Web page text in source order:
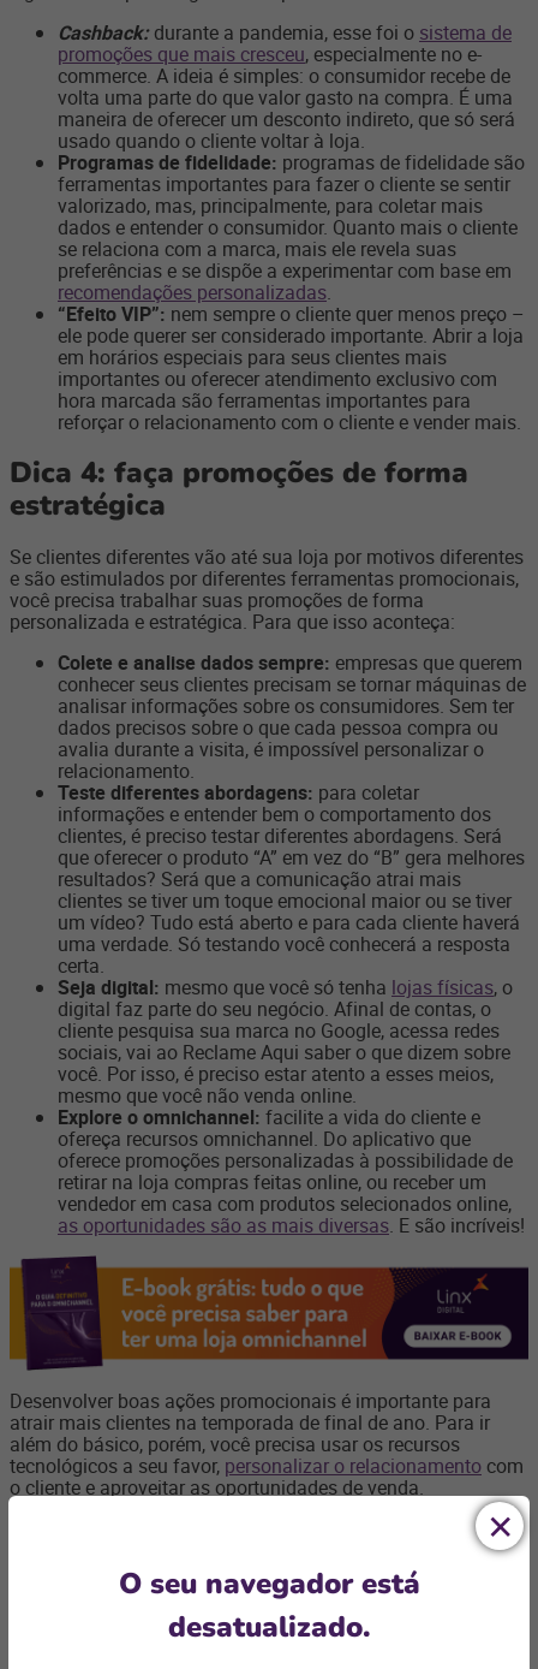
Cashback:durante a pandemia, esse foi o sistema de
promoções que mais cresceu, especialmente no e-
commerce. A ideia é simples: o consumidor recebe de
volta uma parte do que valor gasto na compra. É uma
maneira de oferecer um desconto indireto, que só será
usado quando o cliente voltar à loja.
Programas de fidelidade: programas de fidelidade são
ferramentas importantes para fazer o cliente se sentir
valorizado, mas, principalmente, para coletar mais
dados e entender o consumidor. Quanto mais o cliente
se relaciona com a marca, mais ele revela suas
preferências e se dispõe a experimentar com base em
recomendações personalizadas.
“Efeito VIP”: nem sempre o cliente quer menos preço –
ele pode querer ser considerado importante. Abrir a loja
em horários especiais para seus clientes mais
importantes ou oferecer atendimento exclusivo com
hora marcada são ferramentas importantes para
reforçar o relacionamento com o cliente e vender mais.
Dica 4: faça promoções de forma
estratégica
Se clientes diferentes vão até sua loja por motivos diferentes
e são estimulados por diferentes ferramentas promocionais,
você precisa trabalhar suas promoções de forma
personalizada e estratégica. Para que isso aconteça:
Colete e analise dados sempre: empresas que querem
conhecer seus clientes precisam se tornar máquinas de
analisar informações sobre os consumidores. Sem ter
dados precisos sobre o que cada pessoa compra ou
avalia durante a visita, é impossível personalizar o
relacionamento.
Teste diferentes abordagens: para coletar
informações e entender bem o comportamento dos
clientes, é preciso testar diferentes abordagens. Será
que oferecer o produto “A” em vez do “B” gera melhores
resultados? Será que a comunicação atrai mais
clientes se tiver um toque emocional maior ou se tiver
um vídeo? Tudo está aberto e para cada cliente haverá
uma verdade. Só testando você conhecerá a resposta
certa.
Seja digital: mesmo que você só tenha lojas físicas, o
digital faz parte do seu negócio. Afinal de contas, o
cliente pesquisa sua marca no Google, acessa redes
sociais, vai ao Reclame Aqui saber o que dizem sobre
você. Por isso, é preciso estar atento a esses meios,
mesmo que você não venda online.
Explore o omnichannel: facilite a vida do cliente e
ofereça recursos omnichannel. Do aplicativo que
oferece promoções personalizadas à possibilidade de
retirar na loja compras feitas online, ou receber um
vendedor em casa com produtos selecionados online,
as oportunidades são as mais diversas. E são incríveis!
Desenvolver boas ações promocionais é importante para
atrair mais clientes na temporada de final de ano. Para ir
além do básico, porém, você precisa usar os recursos
tecnológicos a seu favor, personalizar o relacionamento com
o cliente e aproveitar as oportunidades de venda.
que simplificam a
gestão do seu negócio e permitem entender, em tempo real, o
que está acontecendo e como melhorar.
Conte com a gente
para vender mais neste Natal no varejo!
Assine a newsletter do blog da Linxe fique por dentro das
O seu navegador está
desatualizado.